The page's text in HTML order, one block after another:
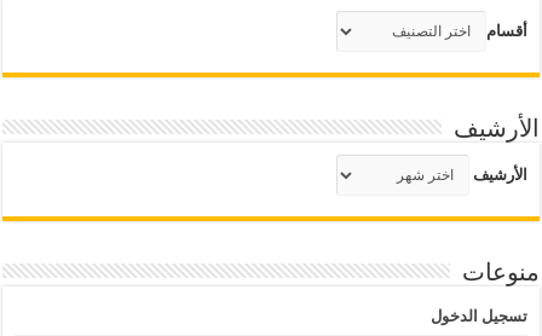
أقسام
الأرشيف
الأرشيف
منوعات
تسجيل الدخول